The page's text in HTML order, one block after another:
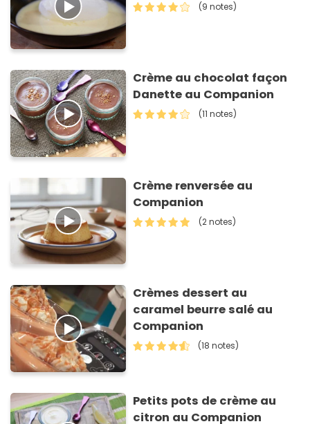
(9 notes)
Crème au chocolat façon
Danette au Companion
(11 notes)
Crème renversée au
Companion
(2 notes)
Crèmes dessert au
caramel beurre salé au
Companion
(18 notes)
Petits pots de crème au
citron au Companion